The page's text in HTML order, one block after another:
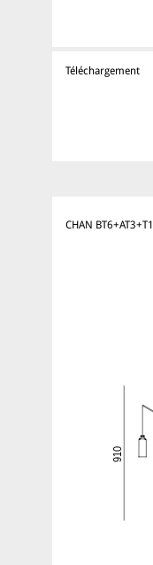
Téléchargement
CHAN BT6+AT3+T1